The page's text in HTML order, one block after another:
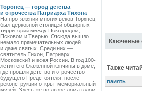
Торопец — город детства
и отрочества Патриарха Тихона
На протяжении многих веков Торопец
был церковной столицей обширных
территорий между Новгородом,
Псковом и Тверью. Отсюда вышло
немало примечательных людей
и даже святых. Среди них —
святитель Тихон, Патриарх
Московский и всея России. В год 100-
летия его блаженной кончины в доме,
где прошли детство и отрочество
будущего Предстоятеля, после
реконструкции открыт мемориальный
музей. Здесь же во дворе дома годом
Ключевые
Также
память